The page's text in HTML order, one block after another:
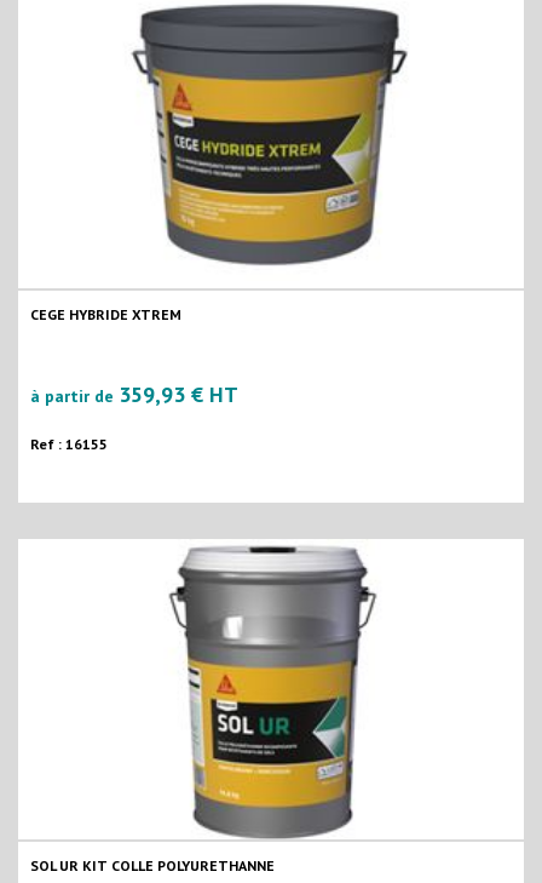
CEGE HYBRIDE XTREM
à partir de 359,93 € HT
Ref : 16155
SOL UR KIT COLLE POLYURETHANNE